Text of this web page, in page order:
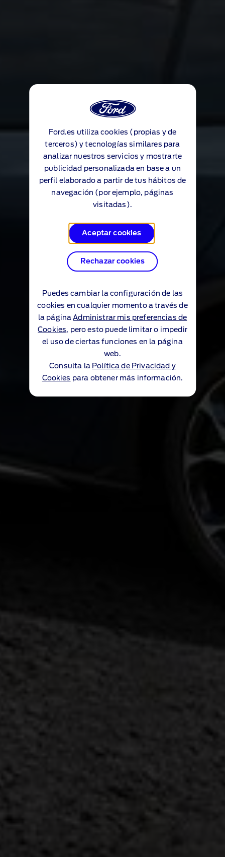
Ford.es utiliza cookies (propias y de
terceros) y tecnologías similares para
analizar nuestros servicios y mostrarte
publicidad personalizada en base a un
perfil elaborado a partir de tus hábitos de
navegación (por ejemplo, páginas
visitadas).
Aceptar cookies
Rechazar cookies
Puedes cambiar la configuración de las
cookies en cualquier momento a través de
la páginaAdministrar mis preferencias de
Cookies, pero esto puede limitar o impedir
el uso de ciertas funciones en la página
web.
Consulta la Política de Privacidad y
Cookies para obtener más información.